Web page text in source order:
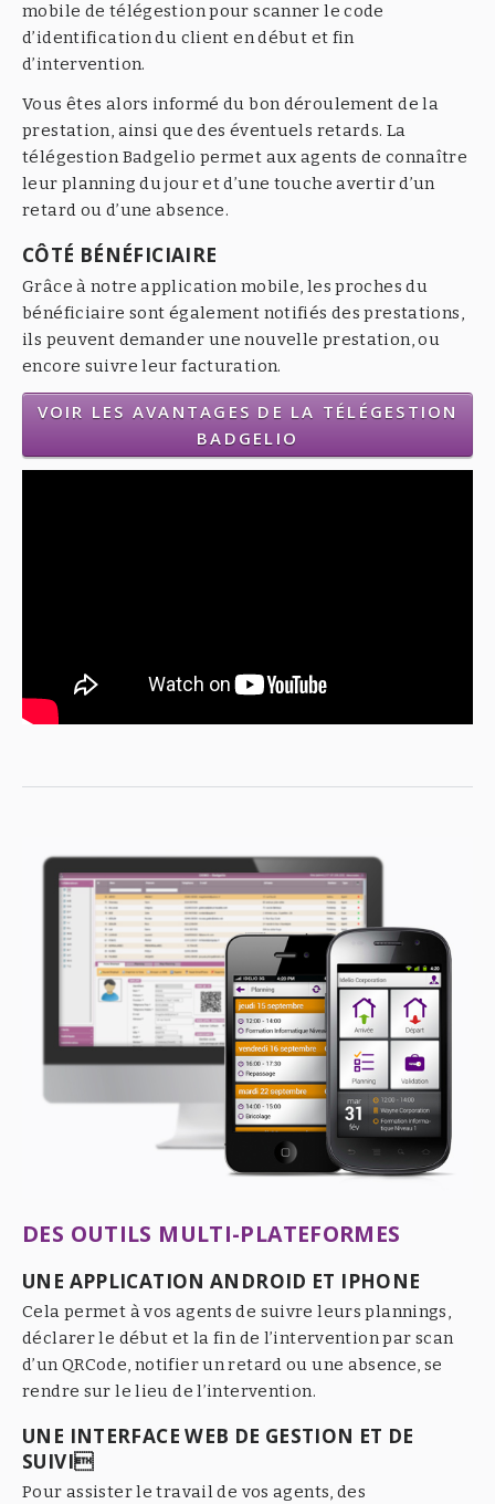
mobile de télégestion pour scanner le code
d’identification du client en début et fin
d’intervention.
Vous êtes alors informé du bon déroulement de la
prestation, ainsi que des éventuels retards. La
télégestion Badgelio permet aux agents de connaître
leur planning du jour et d’une touche avertir d’un
retard ou d’une absence.
CÔTÉ BÉNÉFICIAIRE
Grâce à notre application mobile, les proches du
bénéficiaire sont également notifiés des prestations,
ils peuvent demander une nouvelle prestation, ou
encore suivre leur facturation.
VOIR LES AVANTAGES DE LA TÉLÉGESTION
BADGELIO
DES OUTILS MULTI-PLATEFORMES
UNE APPLICATION ANDROID ET IPHONE
Cela permet à vos agents de suivre leurs plannings,
déclarer le début et la fin de l’intervention par scan
d’un QRCode, notifier un retard ou une absence, se
rendre sur le lieu de l’intervention.
UNE INTERFACE WEB DE GESTION ET DE
SUIVI
Pour assister le travail de vos agents, des